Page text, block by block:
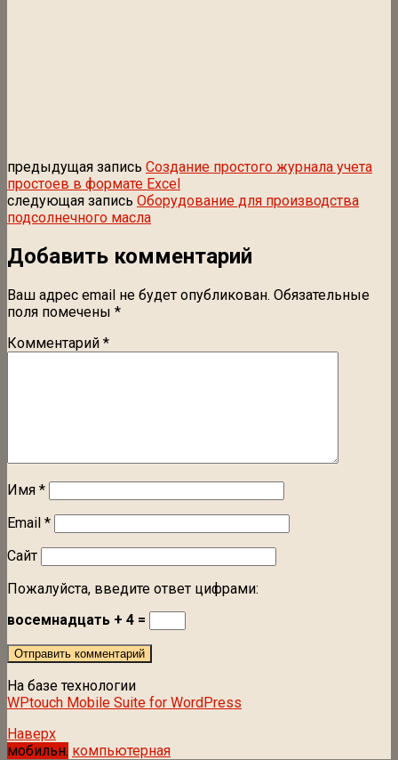
предыдущая запись Создание простого журнала учета
простоев в формате Excel
следующая запись Оборудование для производства
подсолнечного масла
Добавить комментарий
Ваш адрес email не будет опубликован. Обязательные
поля помечены *
Комментарий *
Имя *
Email *
Сайт
Пожалуйста, введите ответ цифрами:
восемнадцать + 4 =
На базе технологии
WPtouch Mobile Suite for WordPress
Наверх
мобильн. компьютерная